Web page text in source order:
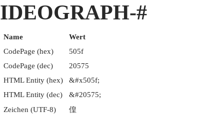
IDEOGRAPH-#
Name
Wert
CodePage (hex)
505f
CodePage (dec)
20575
HTML Entity (hex)
&#x505f;
HTML Entity (dec)
&#20575;
Zeichen (UTF-8)
偟